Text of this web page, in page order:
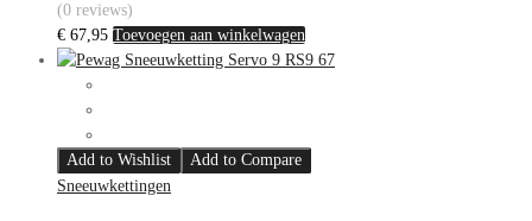
(0 reviews)
€ 67,95 Toevoegen aan winkelwagen
Add to Wishlist
Add to Compare
Sneeuwkettingen